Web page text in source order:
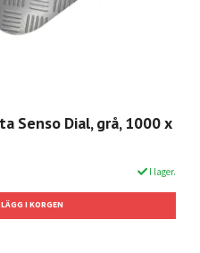
Senso Dial, grå, 1000 x
I lager.